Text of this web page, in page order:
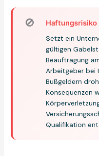
🚫
Haftungsrisiko
Setzt ein
gültigen
Beauftragung
Arbeitgeber bei
Bußgeldern
Konsequenzen
Qualifikation